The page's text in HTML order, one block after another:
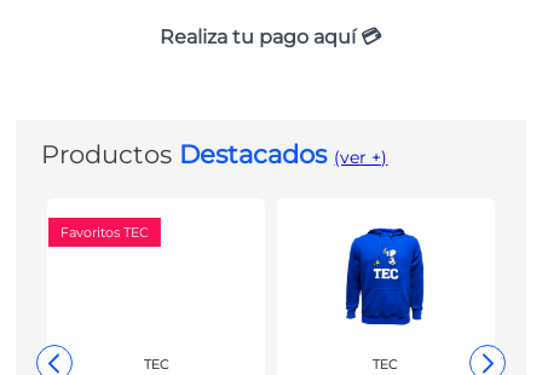
Realiza tu pago aquí 💳
Productos Destacados (ver +)
Favoritos TEC
TEC TEC